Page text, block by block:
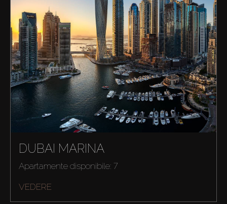
DUBAI MARINA
Apartamente disponibile: 7
VEDERE